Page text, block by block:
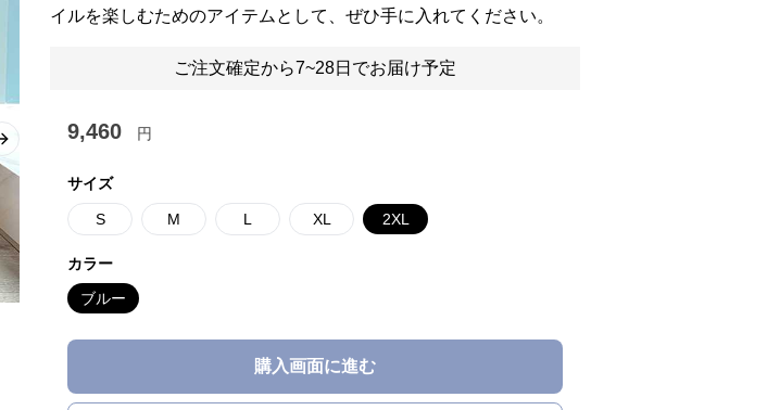
Next slide
イルを楽しむためのアイテムとして、ぜひ手に入れてください。
ご注文確定から7~28日でお届け予定
9,460 円
サイズ
S M L XL 2XL
カラー
ブルー
購入画面に進む